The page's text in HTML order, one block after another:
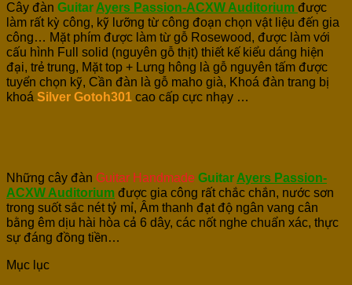
Cây đàn Guitar Ayers Passion-ACXW Auditorium được
làm rất kỳ công, kỹ lưỡng từ công đoạn chọn vật liệu đến gia
công… Mặt phím được làm từ gỗ Rosewood, được làm với
cấu hình Full solid (nguyên gỗ thịt) thiết kế kiểu dáng hiện
đại, trẻ trung, Mặt top + Lưng hông là gỗ nguyên tấm được
tuyển chọn kỹ, Cần đàn là gỗ maho già, Khoá đàn trang bị
khoá Silver Gotoh301 cao cấp cực nhạy …
Những cây đàn Guitar Handmade Guitar Ayers Passion-
ACXW Auditorium được gia công rất chắc chắn, nước sơn
trong suốt sắc nét tỷ mỉ, Âm thanh đạt độ ngân vang cân
bằng êm dịu hài hòa cả 6 dây, các nốt nghe chuẩn xác, thực
sự đáng đồng tiền…
Mục lục